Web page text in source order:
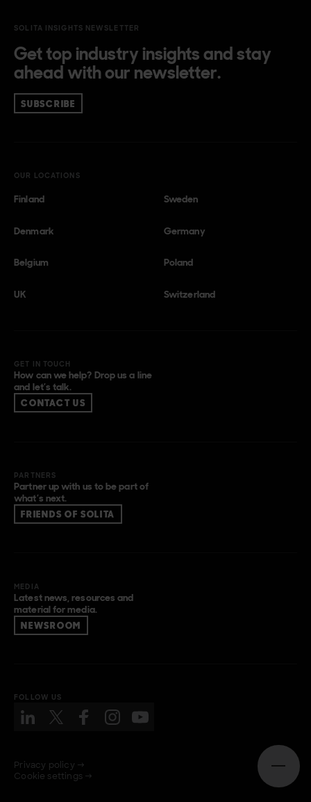
SOLITA INSIGHTS NEWSLETTER
Get top industry insights and stay
ahead with our newsletter.
SUBSCRIBE
OUR LOCATIONS
Finland Sweden
Denmark Germany
Belgium Poland
UK Switzerland
GET IN TOUCH
How can we help? Drop us a line
and let’s talk.
CONTACT US
PARTNERS
Partner up with us to be part of
what’s next.
FRIENDS OF SOLITA
MEDIA
Latest news, resources and
material for media.
NEWSROOM
FOLLOW US
Privacy policy →
Cookie settings →